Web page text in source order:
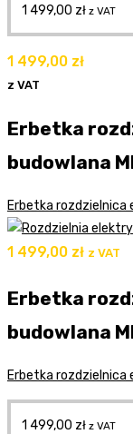
1 499,00 zł z VAT
1 499,00 zł
z VAT
Erbetka
budowlana
Erbetka rozdzielnica
1 499,00 zł z VAT
Erbetka
budowlana
Erbetka rozdzielnica
1 499,00 zł z VAT